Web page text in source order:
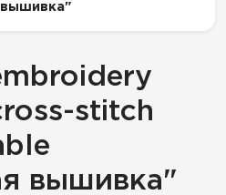
вышивка"
stitch
вышивка"